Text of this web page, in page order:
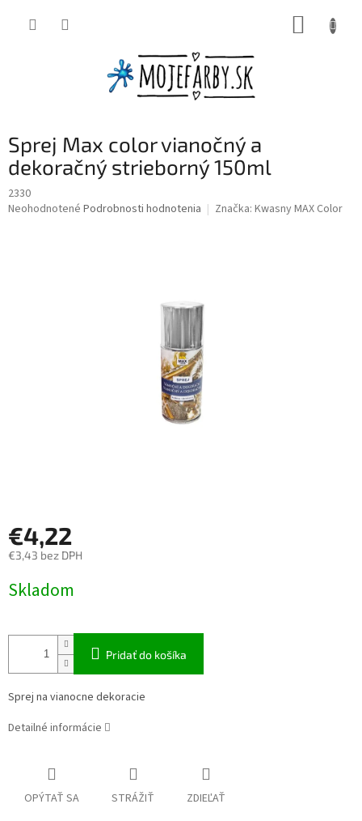
Sprej Max color vianočný a
dekoračný strieborný 150ml
2330
Priemerné
Neohodnotené Podrobnosti hodnotenia Značka: Kwasny MAX Color
€4,22
€3,43 bez DPH
cena:
Skladom
Pridať do košíka
Sprej na vianocne dekoracie
Detailné informácie
OPÝTAŤ SA STRÁŽIŤ ZDIEĽAŤ